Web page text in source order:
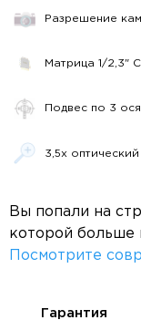
Разрешение
Матрица 1/2,3"
Подвес по 3
3,5х оптический
Вы попали на
которой больше
Посмотрите
Гарантия